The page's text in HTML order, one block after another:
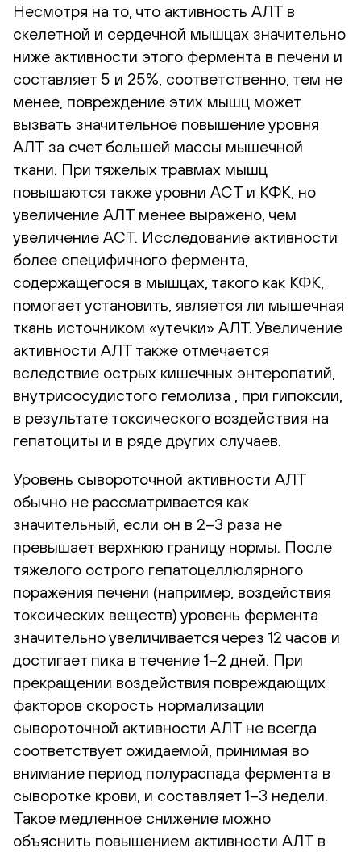
Несмотря на то, что активность АЛТ в
скелетной и сердечной мышцах значительно
ниже активности этого фермента в печени и
составляет 5 и 25%, соответственно, тем не
менее, повреждение этих мышц может
вызвать значительное повышение уровня
АЛТ за счет большей массы мышечной
ткани. При тяжелых травмах мышц
повышаются также уровни АСТ и КФК, но
увеличение АЛТ менее выражено, чем
увеличение АСТ. Исследование активности
более специфичного фермента,
содержащегося в мышцах, такого как КФК,
помогает установить, является ли мышечная
ткань источником «утечки» АЛТ. Увеличение
активности АЛТ также отмечается
вследствие острых кишечных энтеропатий,
внутрисосудистого гемолиза , при гипоксии,
в результате токсического воздействия на
гепатоциты и в ряде других случаев.
Уровень сывороточной активности АЛТ
обычно не рассматривается как
значительный, если он в 2–3 раза не
превышает верхнюю границу нормы. После
тяжелого острого гепатоцеллюлярного
поражения печени (например, воздействия
токсических веществ) уровень фермента
значительно увеличивается через 12 часов и
достигает пика в течение 1–2 дней. При
прекращении воздействия повреждающих
факторов скорость нормализации
сывороточной активности АЛТ не всегда
соответствует ожидаемой, принимая во
внимание период полураспада фермента в
сыворотке крови, и составляет 1–3 недели.
Такое медленное снижение можно
объяснить повышением активности АЛТ в